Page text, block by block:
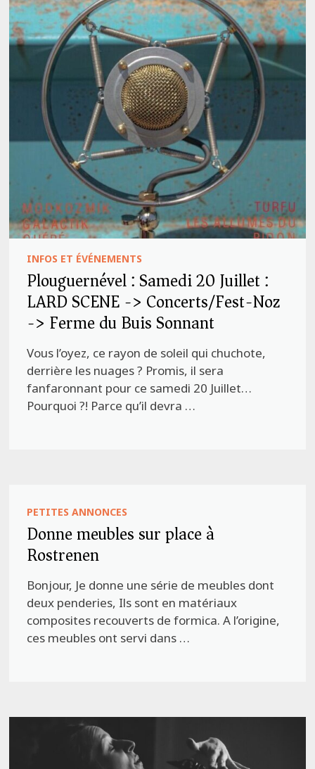
INFOS ET ÉVÉNEMENTS
Plouguernével : Samedi 20 Juillet :
LARD SCENE -> Concerts/Fest-Noz
-> Ferme du Buis Sonnant
Vous l’oyez, ce rayon de soleil qui chuchote,
derrière les nuages ? Promis, il sera
fanfaronnant pour ce samedi 20 Juillet…
Pourquoi ?! Parce qu’il devra …
PETITES ANNONCES
Donne meubles sur place à
Rostrenen
Bonjour, Je donne une série de meubles dont
deux penderies, Ils sont en matériaux
composites recouverts de formica. A l’origine,
ces meubles ont servi dans …